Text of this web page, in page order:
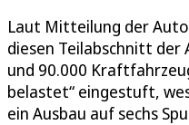
Laut Mitteilung der
diesen Teilabschnitt der
und 90.000
belastet“ eingestuft,
ein Ausbau auf sechs